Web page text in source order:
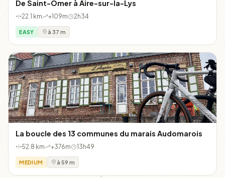
De Saint-Omer à Aire-sur-la-Lys
22.1 km +109m 2h34
EASY à 37 m
La boucle des 13 communes du marais Audomarois
52.8 km +376m 13h49
MEDIUM à 59 m